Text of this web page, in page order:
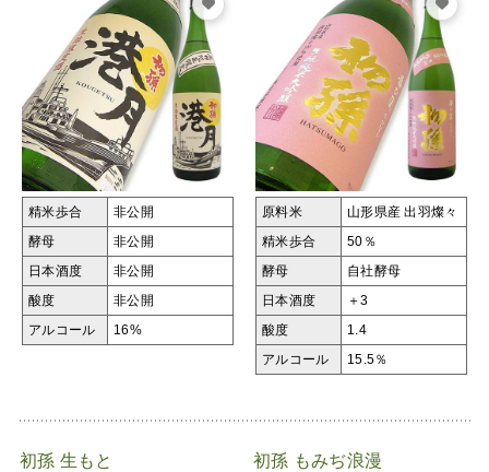
精米歩合 非公開
酵母 非公開
日本酒度 非公開
酸度 非公開
アルコール 16%
原料米 山形県産 出羽燦々
精米歩合 50％
酵母 自社酵母
日本酒度 ＋3
酸度 1.4
アルコール 15.5％
初孫 生もと
初孫 もみぢ浪漫